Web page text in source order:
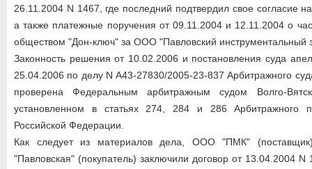
26.11.2004 N 1467, где последний подтвердил свое согласие
а также платежные поручения от 09.11.2004 и 12.11.2004 о
обществом "Дон-ключ" за ООО "Павловский инструментальный
Законность решения от 10.02.2006 и постановления суда
25.04.2006 по делу N А43-27830/2005-23-837 Арбитражного
проверена Федеральным арбитражным судом Волго-
установленном в статьях 274, 284 и 286 Арбитражного
Российской Федерации.
Как следует из материалов дела, ООО "ПМК"
"Павловская" (покупатель) заключили договор от 13.04.2004 N